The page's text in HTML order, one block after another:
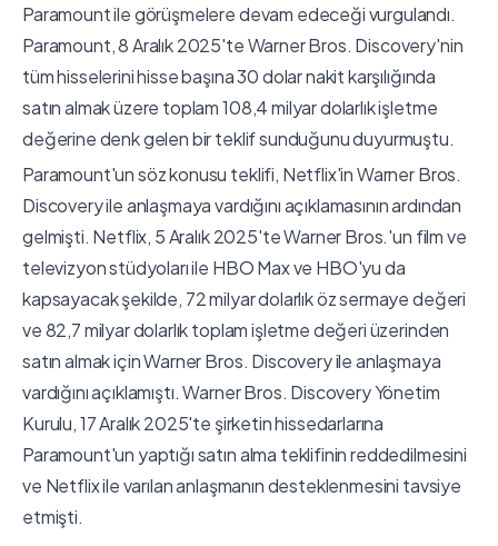
Paramount ile görüşmelere devam edeceği vurgulandı.
Paramount, 8 Aralık 2025'te Warner Bros. Discovery'nin
tüm hisselerini hisse başına 30 dolar nakit karşılığında
satın almak üzere toplam 108,4 milyar dolarlık işletme
değerine denk gelen bir teklif sunduğunu duyurmuştu.
Paramount'un söz konusu teklifi, Netflix'in Warner Bros.
Discovery ile anlaşmaya vardığını açıklamasının ardından
gelmişti. Netflix, 5 Aralık 2025'te Warner Bros.'un film ve
televizyon stüdyoları ile HBO Max ve HBO'yu da
kapsayacak şekilde, 72 milyar dolarlık öz sermaye değeri
ve 82,7 milyar dolarlık toplam işletme değeri üzerinden
satın almak için Warner Bros. Discovery ile anlaşmaya
vardığını açıklamıştı. Warner Bros. Discovery Yönetim
Kurulu, 17 Aralık 2025'te şirketin hissedarlarına
Paramount'un yaptığı satın alma teklifinin reddedilmesini
ve Netflix ile varılan anlaşmanın desteklenmesini tavsiye
etmişti.